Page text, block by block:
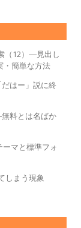
（12）―見出し
・簡単な方法
はー」説に終
料とは名ばか
マと標準フォ
しまう現象